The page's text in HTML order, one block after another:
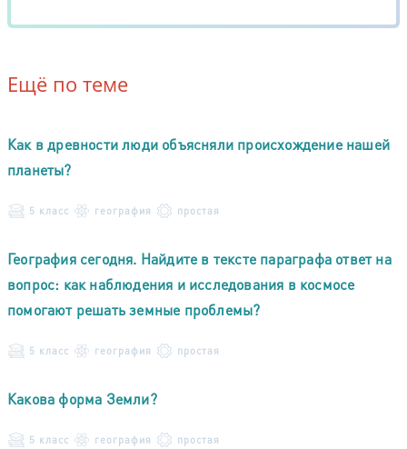
Ещё по теме
Как в древности люди объясняли происхождение нашей
планеты?
5 класс география простая
География сегодня. Найдите в тексте параграфа ответ на
вопрос: как наблюдения и исследования в космосе
помогают решать земные проблемы?
5 класс география простая
Какова форма Земли?
5 класс география простая